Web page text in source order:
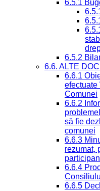
6.5.1
6.5.2
6.6. ALTE
6.6.1
efectuate
Comunei
6.6.2
să fie
comunei
6.6.3
rezumat,
6.6.4
6.6.5